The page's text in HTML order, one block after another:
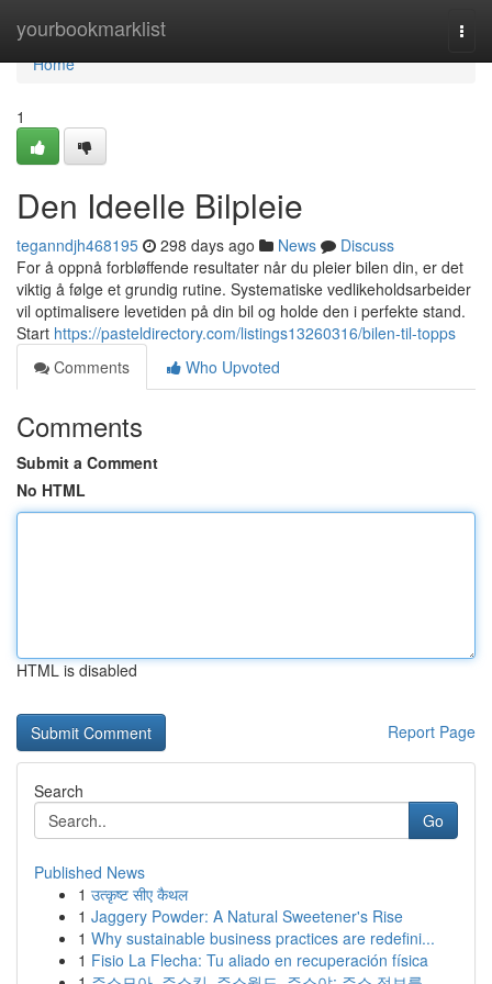
yourbookmarklist
Home
Home
1
Den Ideelle Bilpleie
teganndjh468195 298 days ago News
Discuss
For å oppnå forbløffende resultater når du pleier bilen din, er det
viktig å følge et grundig rutine. Systematiske vedlikeholdsarbeider
vil optimalisere levetiden på din bil og holde den i perfekte stand.
Start https://pasteldirectory.com/listings13260316/bilen-til-topps
Comments
Who Upvoted
Comments
Submit a Comment
No HTML
HTML is disabled
Report Page
Search
Go
Published News
1 उत्कृष्ट सीए कैथल
1 Jaggery Powder: A Natural Sweetener's Rise
1 Why sustainable business practices are redefini...
1 Fisio La Flecha: Tu aliado en recuperación física